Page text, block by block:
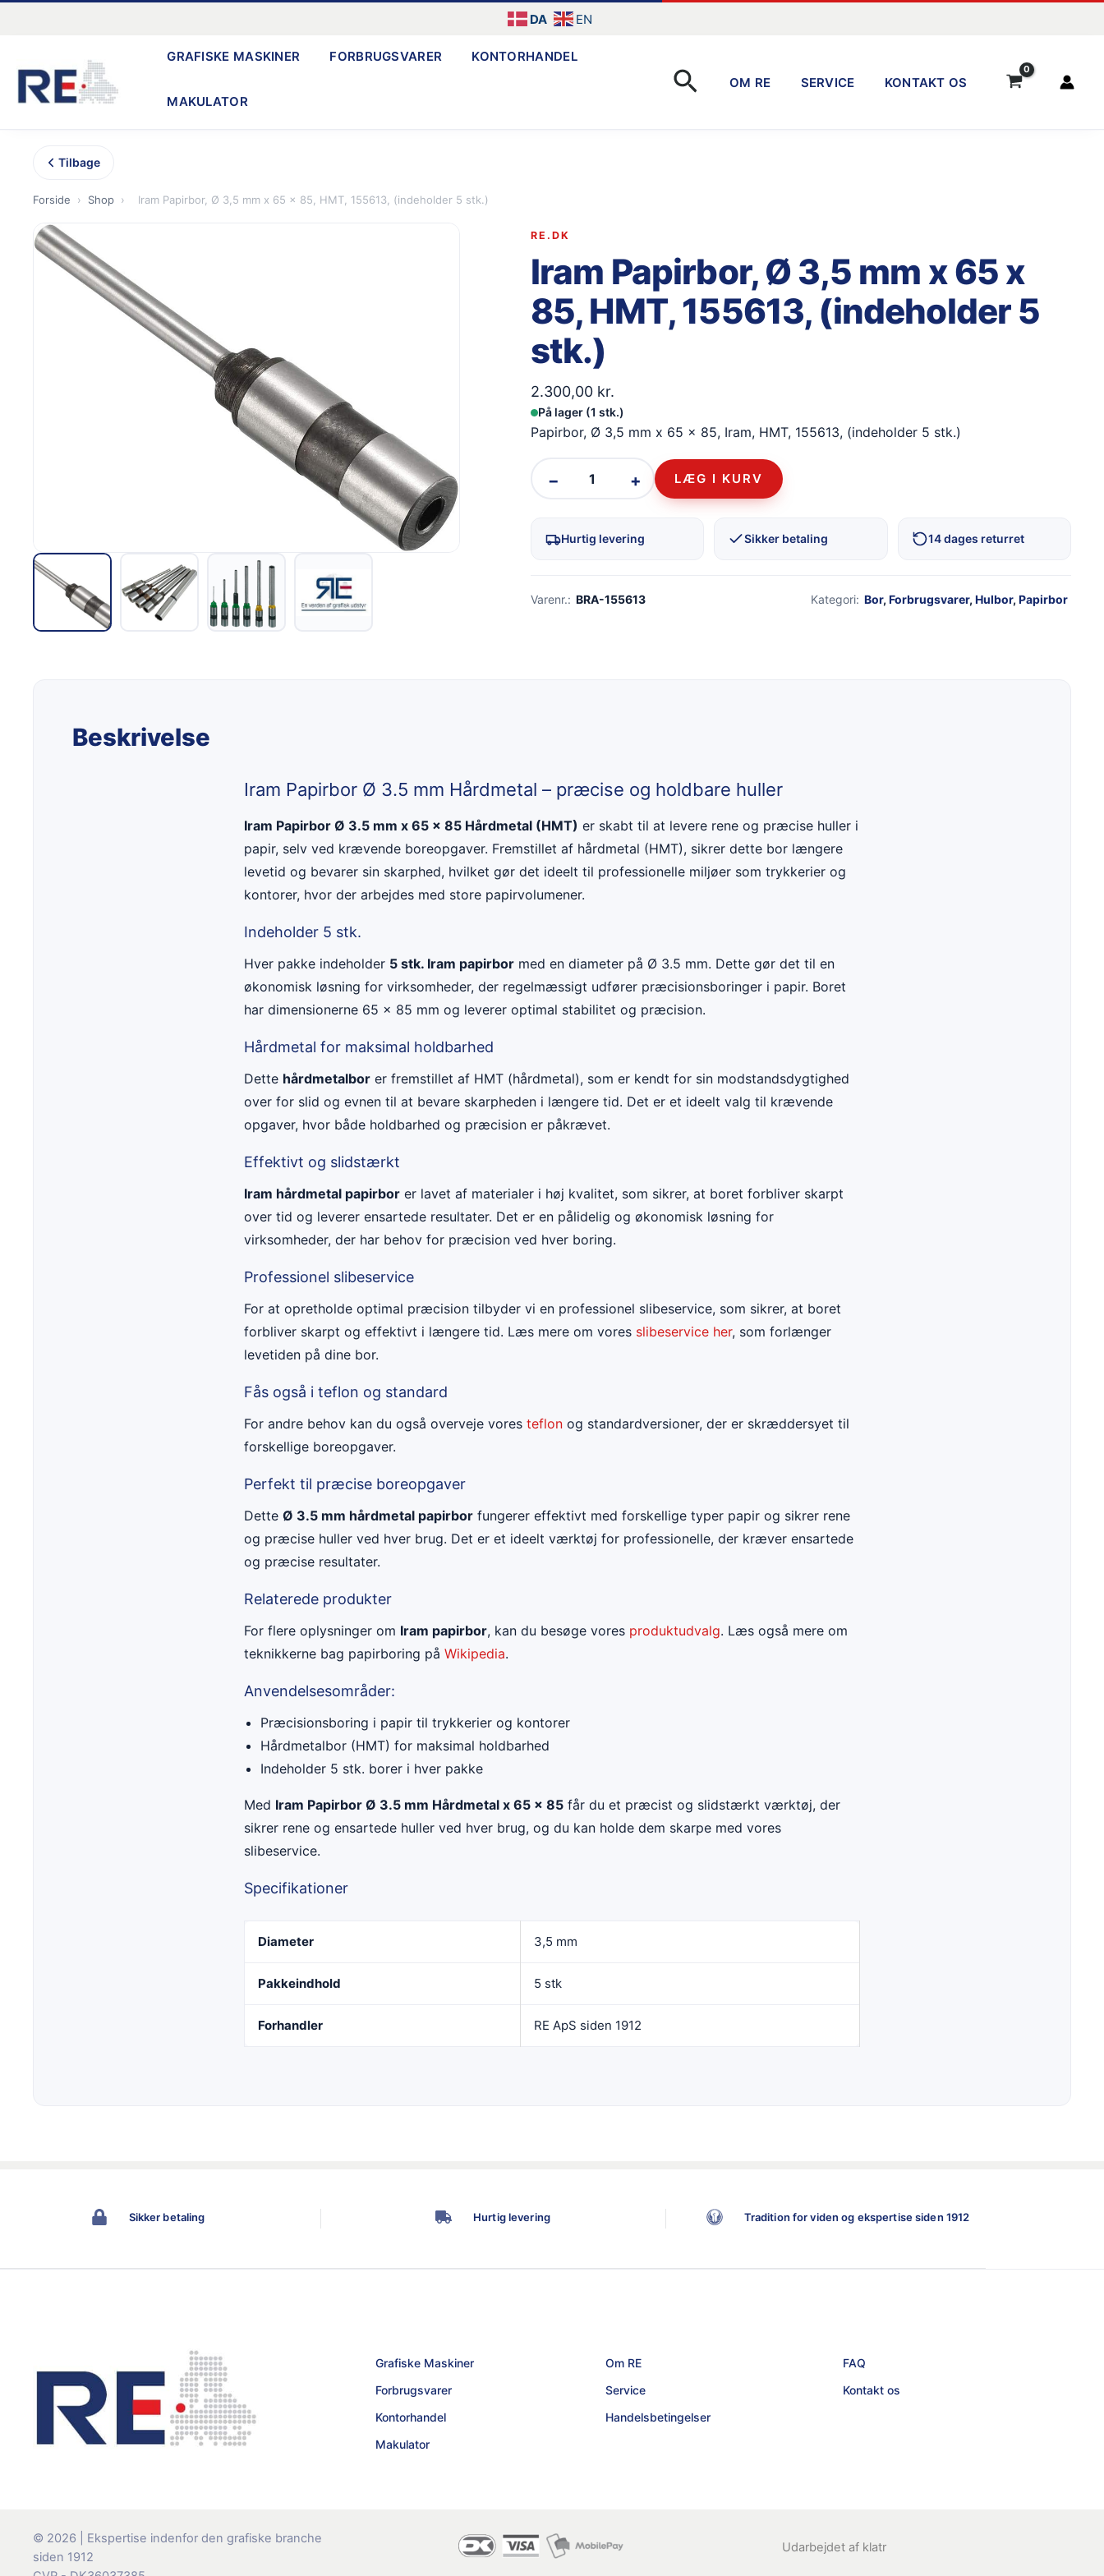
indholdet
DA EN
GRAFISKE MASKINER FORBRUGSVARER KONTORHANDEL
MAKULATOR
Søg OM RE SERVICE KONTAKT OS
Tilbage
Forside › Shop › Iram Papirbor, Ø 3,5 mm x 65 x 85, HMT, 155613, (indeholder 5 stk.)
RE.DK
Iram Papirbor, Ø 3,5 mm x 65 x
85, HMT, 155613, (indeholder 5
stk.)
2.300,00 kr.
På lager (1 stk.)
Papirbor, Ø 3,5 mm x 65 x 85, Iram, HMT, 155613, (indeholder 5 stk.)
− + LÆG I KURV
Hurtig levering Sikker betaling 14 dages returret
Varenr.: BRA-155613 Kategori: Bor, Forbrugsvarer, Hulbor, Papirbor
Beskrivelse
Iram Papirbor Ø 3.5 mm Hårdmetal – præcise og holdbare huller
Iram Papirbor Ø 3.5 mm x 65 x 85 Hårdmetal (HMT) er skabt til at levere rene og præcise huller i
papir, selv ved krævende boreopgaver. Fremstillet af hårdmetal (HMT), sikrer dette bor længere
levetid og bevarer sin skarphed, hvilket gør det ideelt til professionelle miljøer som trykkerier og
kontorer, hvor der arbejdes med store papirvolumener.
Indeholder 5 stk.
Hver pakke indeholder 5 stk. Iram papirbor med en diameter på Ø 3.5 mm. Dette gør det til en
økonomisk løsning for virksomheder, der regelmæssigt udfører præcisionsboringer i papir. Boret
har dimensionerne 65 x 85 mm og leverer optimal stabilitet og præcision.
Hårdmetal for maksimal holdbarhed
Dette hårdmetalbor er fremstillet af HMT (hårdmetal), som er kendt for sin modstandsdygtighed
over for slid og evnen til at bevare skarpheden i længere tid. Det er et ideelt valg til krævende
opgaver, hvor både holdbarhed og præcision er påkrævet.
Effektivt og slidstærkt
Iram hårdmetal papirbor er lavet af materialer i høj kvalitet, som sikrer, at boret forbliver skarpt
over tid og leverer ensartede resultater. Det er en pålidelig og økonomisk løsning for
virksomheder, der har behov for præcision ved hver boring.
Professionel slibeservice
For at opretholde optimal præcision tilbyder vi en professionel slibeservice, som sikrer, at boret
forbliver skarpt og effektivt i længere tid. Læs mere om vores slibeservice her, som forlænger
levetiden på dine bor.
Fås også i teflon og standard
For andre behov kan du også overveje vores teflon og standardversioner, der er skræddersyet til
forskellige boreopgaver.
Perfekt til præcise boreopgaver
Dette Ø 3.5 mm hårdmetal papirbor fungerer effektivt med forskellige typer papir og sikrer rene
og præcise huller ved hver brug. Det er et ideelt værktøj for professionelle, der kræver ensartede
og præcise resultater.
Relaterede produkter
For flere oplysninger om Iram papirbor, kan du besøge vores produktudvalg. Læs også mere om
teknikkerne bag papirboring på Wikipedia.
Anvendelsesområder:
Præcisionsboring i papir til trykkerier og kontorer
Hårdmetalbor (HMT) for maksimal holdbarhed
Indeholder 5 stk. borer i hver pakke
Med Iram Papirbor Ø 3.5 mm Hårdmetal x 65 x 85 får du et præcist og slidstærkt værktøj, der
sikrer rene og ensartede huller ved hver brug, og du kan holde dem skarpe med vores
slibeservice.
Specifikationer
Diameter 3,5 mm
Pakkeindhold 5 stk
Forhandler RE ApS siden 1912
Sikker betaling Hurtig levering Tradition for viden og ekspertise siden 1912
Grafiske Maskiner
Forbrugsvarer
Kontorhandel
Makulator
Om RE
Service
Handelsbetingelser
FAQ
Kontakt os
© 2026 | Ekspertise indenfor den grafiske branche
siden 1912
Udarbejdet af klatr